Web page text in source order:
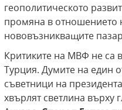
геополитическото
промяна в отношението
нововъзникващите
Критиките на МВФ не са
Турция. Думите на един
съветници на
хвърлят светлина върху